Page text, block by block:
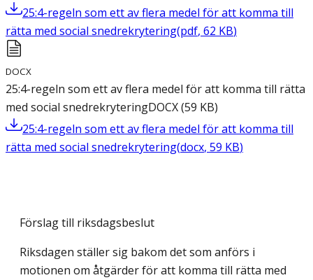
25:4-regeln som ett av flera medel för att komma till
rätta med social snedrekrytering(pdf, 62 KB)
DOCX
25:4-regeln som ett av flera medel för att komma till rätta
med social snedrekryteringDOCX(59 KB)
25:4-regeln som ett av flera medel för att komma till
rätta med social snedrekrytering(docx, 59 KB)
Förslag till riksdagsbeslut
Riksdagen ställer sig bakom det som anförs i
motionen om åtgärder för att komma till rätta med